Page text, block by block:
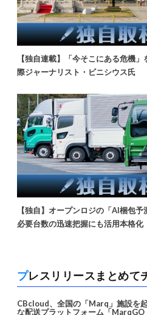
【独自連載】「今そこにある危機
際ジャーナリスト・ビニシウス氏
【独自】オープンロジの「AI梱包予
必要台数の迅速把握にも活用本格化
プレスリリースまとめて
CBcloud、全国の「Marq」施設を
な配送プラットフォーム「MarqGO